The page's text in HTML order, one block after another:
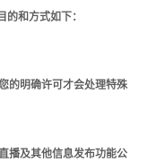
的和方式如下：
的明确许可才会处理特殊
播及其他信息发布功能公